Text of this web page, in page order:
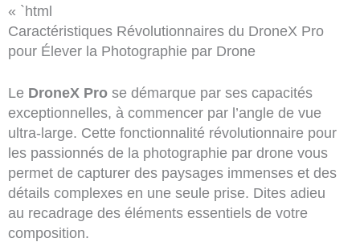
« `html
Caractéristiques Révolutionnaires du DroneX Pro
pour Élever la Photographie par Drone
Le DroneX Prose démarque par ses capacités
exceptionnelles, à commencer par l’angle de vue
ultra-large. Cette fonctionnalité révolutionnaire pour
les passionnés de la photographie par drone vous
permet de capturer des paysages immenses et des
détails complexes en une seule prise. Dites adieu
au recadrage des éléments essentiels de votre
composition.